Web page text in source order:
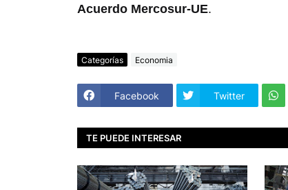
Acuerdo Mercosur-UE.
Categorías Economia
Facebook Twitter
TE PUEDE INTERESAR